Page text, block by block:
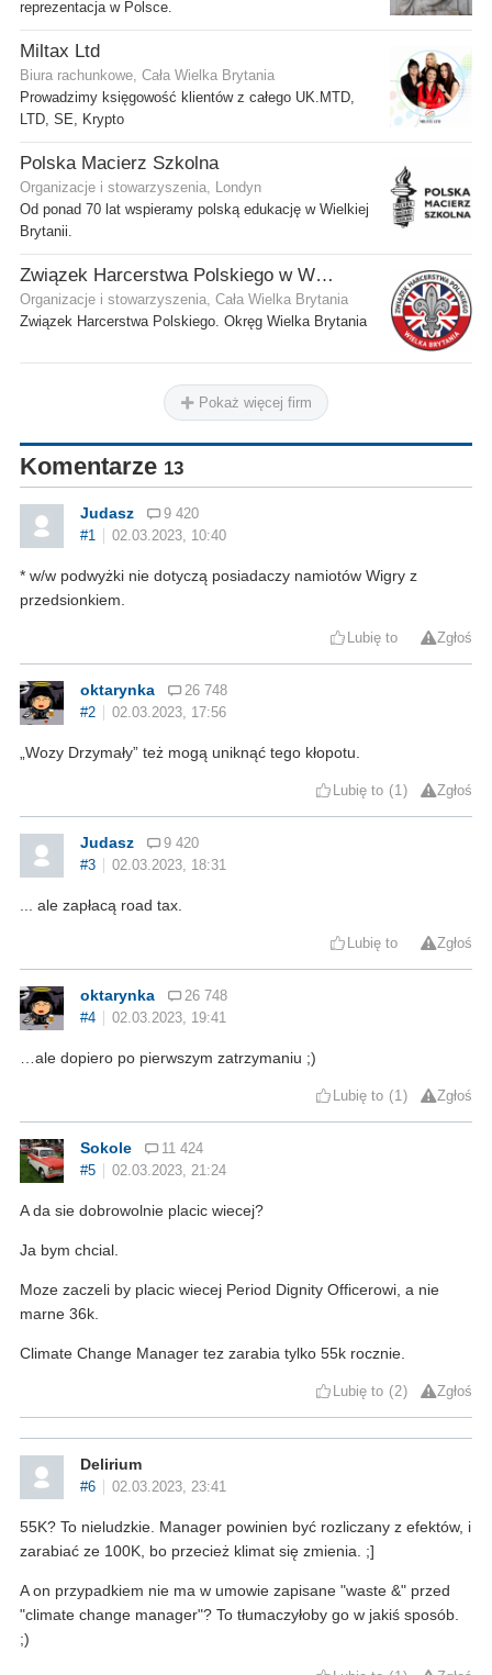
reprezentacja w Polsce.
Miltax Ltd
Biura rachunkowe, Cała Wielka Brytania
Prowadzimy księgowość klientów z całego UK.MTD,
LTD, SE, Krypto
Polska Macierz Szkolna
Organizacje i stowarzyszenia, Londyn
Od ponad 70 lat wspieramy polską edukację w Wielkiej
Brytanii.
Związek Harcerstwa Polskiego w Wielkiej Brytanii
Organizacje i stowarzyszenia, Cała Wielka Brytania
Związek Harcerstwa Polskiego. Okręg Wielka Brytania
Pokaż więcej firm
Komentarze 13
Judasz
9 420
#1
02.03.2023, 10:40
* w/w podwyżki nie dotyczą posiadaczy namiotów Wigry z
przedsionkiem.
Lubię to Zgłoś
oktarynka
26 748
#2
02.03.2023, 17:56
„Wozy Drzymały” też mogą uniknąć tego kłopotu.
Lubię to 1 Zgłoś
Judasz
9 420
#3
02.03.2023, 18:31
... ale zapłacą road tax.
Lubię to Zgłoś
oktarynka
26 748
#4
02.03.2023, 19:41
…ale dopiero po pierwszym zatrzymaniu ;)
Lubię to 1 Zgłoś
Sokole
11 424
#5
02.03.2023, 21:24
A da sie dobrowolnie placic wiecej?
Ja bym chcial.
Moze zaczeli by placic wiecej Period Dignity Officerowi, a nie
marne 36k.
Climate Change Manager tez zarabia tylko 55k rocznie.
Lubię to 2 Zgłoś
Delirium
#6 02.03.2023, 23:41
55K? To nieludzkie. Manager powinien być rozliczany z efektów, i
zarabiać ze 100K, bo przecież klimat się zmienia. ;]
A on przypadkiem nie ma w umowie zapisane "waste &" przed
"climate change manager"? To tłumaczyłoby go w jakiś sposób.
;)